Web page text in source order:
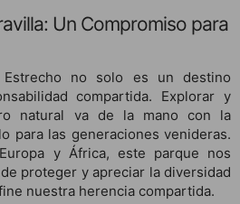
Un Compromiso para
no solo es un destino
compartida. Explorar y
natural va de la mano con la
para las generaciones venideras.
y África, este parque nos
proteger y apreciar la diversidad
nuestra herencia compartida.